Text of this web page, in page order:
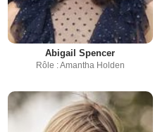
Abigail Spencer
Rôle : Amantha Holden